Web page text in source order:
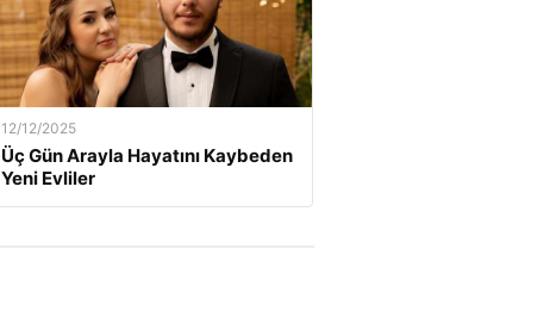
12/12/2025
Üç Gün Arayla Hayatını Kaybeden
Yeni Evliler